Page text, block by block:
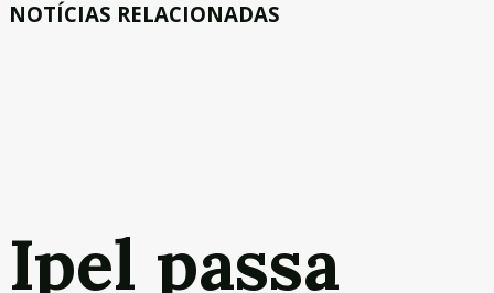
NOTÍCIAS RELACIONADAS
Ipel passa